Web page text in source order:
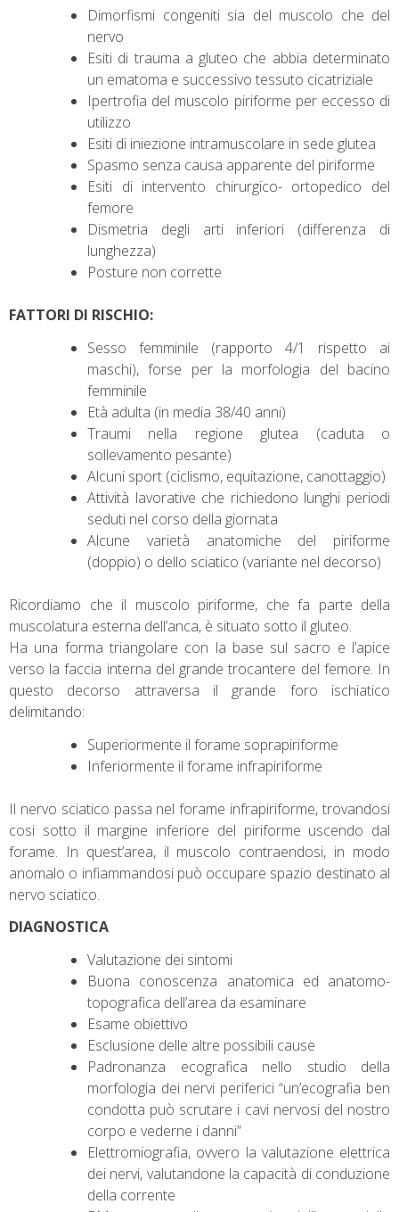
Dimorfismi congeniti sia del muscolo che del
nervo
Esiti di trauma a gluteo che abbia determinato
un ematoma e successivo tessuto cicatriziale
Ipertrofia del muscolo piriforme per eccesso di
utilizzo
Esiti di iniezione intramuscolare in sede glutea
Spasmo senza causa apparente del piriforme
Esiti di intervento chirurgico- ortopedico del
femore
Dismetria degli arti inferiori (differenza di
lunghezza)
Posture non corrette
FATTORI DI RISCHIO:
Sesso femminile (rapporto 4/1 rispetto ai
maschi), forse per la morfologia del bacino
femminile
Età adulta (in media 38/40 anni)
Traumi nella regione glutea (caduta o
sollevamento pesante)
Alcuni sport (ciclismo, equitazione, canottaggio)
Attività lavorative che richiedono lunghi periodi
seduti nel corso della giornata
Alcune varietà anatomiche del piriforme
(doppio) o dello sciatico (variante nel decorso)
Ricordiamo che il muscolo piriforme, che fa parte della
muscolatura esterna dell’anca, è situato sotto il gluteo.
Ha una forma triangolare con la base sul sacro e l’apice
verso la faccia interna del grande trocantere del femore. In
questo decorso attraversa il grande foro ischiatico
delimitando:
Superiormente il forame soprapiriforme
Inferiormente il forame infrapiriforme
Il nervo sciatico passa nel forame infrapiriforme, trovandosi
cosi sotto il margine inferiore del piriforme uscendo dal
forame. In quest’area, il muscolo contraendosi, in modo
anomalo o infiammandosi può occupare spazio destinato al
nervo sciatico.
DIAGNOSTICA
Valutazione dei sintomi
Buona conoscenza anatomica ed anatomo-
topografica dell’area da esaminare
Esame obiettivo
Esclusione delle altre possibili cause
Padronanza ecografica nello studio della
morfologia dei nervi periferici “un’ecografia ben
condotta può scrutare i cavi nervosi del nostro
corpo e vederne i danni”
Elettromiografia, ovvero la valutazione elettrica
dei nervi, valutandone la capacità di conduzione
della corrente